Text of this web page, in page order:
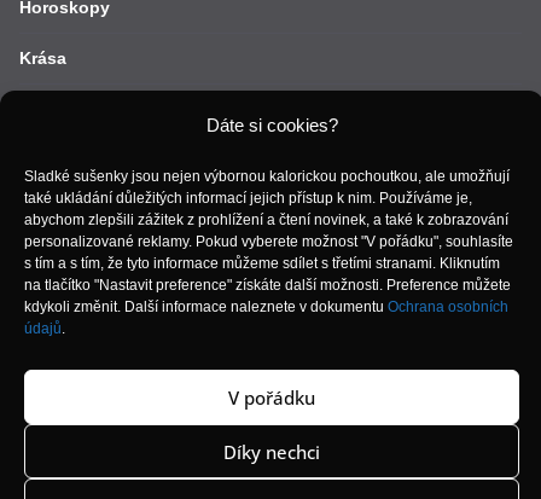
Dáte si cookies?
Sladké sušenky jsou nejen výbornou kalorickou pochoutkou, ale umožňují
také ukládání důležitých informací jejich přístup k nim. Používáme je,
abychom zlepšili zážitek z prohlížení a čtení novinek, a také k zobrazování
personalizované reklamy. Pokud vyberete možnost "V pořádku", souhlasíte
s tím a s tím, že tyto informace můžeme sdílet s třetími stranami. Kliknutím
na tlačítko "Nastavit preference" získáte další možnosti. Preference můžete
kdykoli změnit. Další informace naleznete v dokumentu Ochrana osobních
údajů.
V pořádku
Díky nechci
Horoskopy
Krása
Recepty
Vztahy
Zdraví
Copyright © 2026. Všechna práva vyhrazena.
od ThemeGrill. Používáme